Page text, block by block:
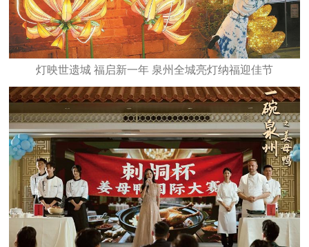
灯映世遗城 福启新一年 泉州全城亮灯纳福迎佳节